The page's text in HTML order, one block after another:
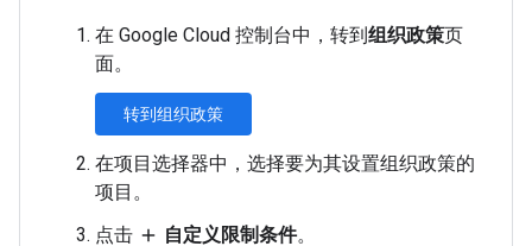
在 Google Cloud 控制台中，转到组织政策页
面。
转到组织政策
在项目选择器中，选择要为其设置组织政策的
项目。
点击 add 自定义限制条件。